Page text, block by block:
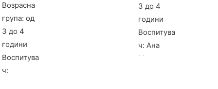
Возрасна
група: од
3 до 4
години
Воспитува
ч:
Габриела
3 до 4
години
Воспитува
ч: Ана
Меми